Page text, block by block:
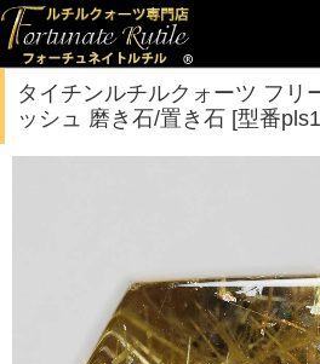
タイチンルチルクォーツ フリ
ッシュ 磨き石/置き石 [型番